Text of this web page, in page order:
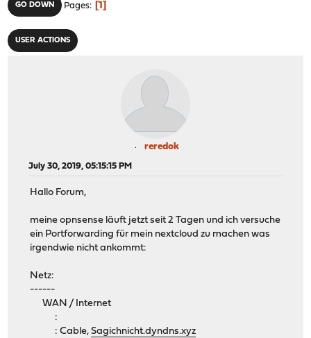
GO DOWN Pages 1
USER ACTIONS
reredok
July 30, 2019, 05:15:15 PM
Hallo Forum,
meine opnsense läuft jetzt seit 2 Tagen und ich versuche
ein Portforwarding für mein nextcloud zu machen was
irgendwie nicht ankommt:
Netz:
------
WAN / Internet
:
: Cable,Sagichnicht.dyndns.xyz